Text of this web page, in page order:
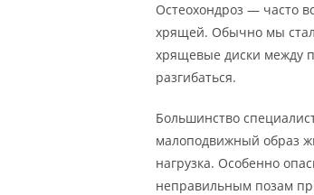
Остеохондроз — часто
хрящей. Обычно мы
хрящевые диски между
разгибаться.
Большинство
малоподвижный образ
нагрузка. Особенно
неправильным позам